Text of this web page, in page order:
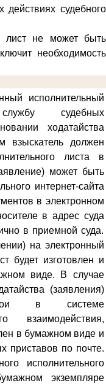
действиях судебного
лист не может быть
необходимость
исполнительный
судебных
ходатайства
взыскатель должен
листа в
может быть
интернет-сайта
в электронном
в адрес суда
в приемной суда.
на электронный
будет изготовлен и
виде. В случае
(заявления)
в системе
взаимодействия,
в бумажном виде и
приставов по почте.
исполнительного
экземпляре